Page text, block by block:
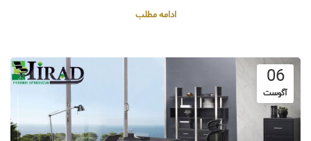
ادامه مطلب
06
آگوست